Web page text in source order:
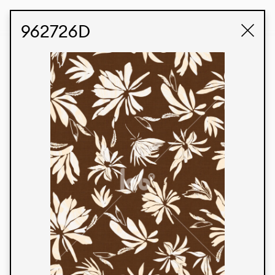
962726D
Produtos
Temos orgulho de expressar nossa identidade
brasileira por meio de nossos tecidos e estampas
personalizadas, trabalhando em colaboração
com nossos clientes e dando vida aos seus
conceitos e criações. Nossa extensa linha de
produtos tem opções para diferentes mercados.
Oferecemos também tecidos ecológicos e
tecnológicos que podem ser acabados em
qualquer cor sólida ou impressão digital.
Cores